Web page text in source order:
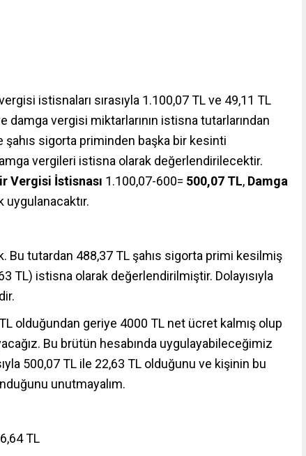
istisnaları sırasıyla 1.100,07 TL ve 49,11 TL
vergisi miktarlarının istisna tutarlarından
sigorta priminden başka bir kesinti
vergileri istisna olarak değerlendirilecektir.
Vergisi İstisnası 1.100,07-600= 500,07 TL, Damga
uygulanacaktır.
Bu tutardan 488,37 TL şahıs sigorta primi kesilmiş
TL) istisna olarak değerlendirilmiştir. Dolayısıyla
olduğundan geriye 4000 TL net ücret kalmış olup
Bu brütün hesabında uygulayabileceğimiz
500,07 TL ile 22,63 TL olduğunu ve kişinin bu
unutmayalım.
TL